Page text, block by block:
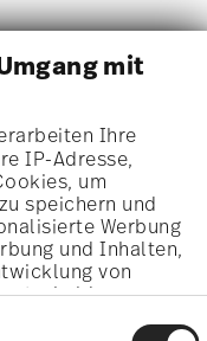
mit
Ihre
IP-Adresse,
um
speichern und
Werbung
und Inhalten,
von